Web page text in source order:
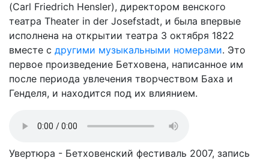
(Carl Friedrich Hensler), директором венского
театра Theater in der Josefstadt, и была впервые
исполнена на открытии театра 3 октября 1822
вместе с другими музыкальными номерами. Это
первое произведение Бетховена, написанное им
после периода увлечения творчеством Баха и
Генделя, и находится под их влиянием.
Увертюра - Бетховенский фестиваль 2007, запись